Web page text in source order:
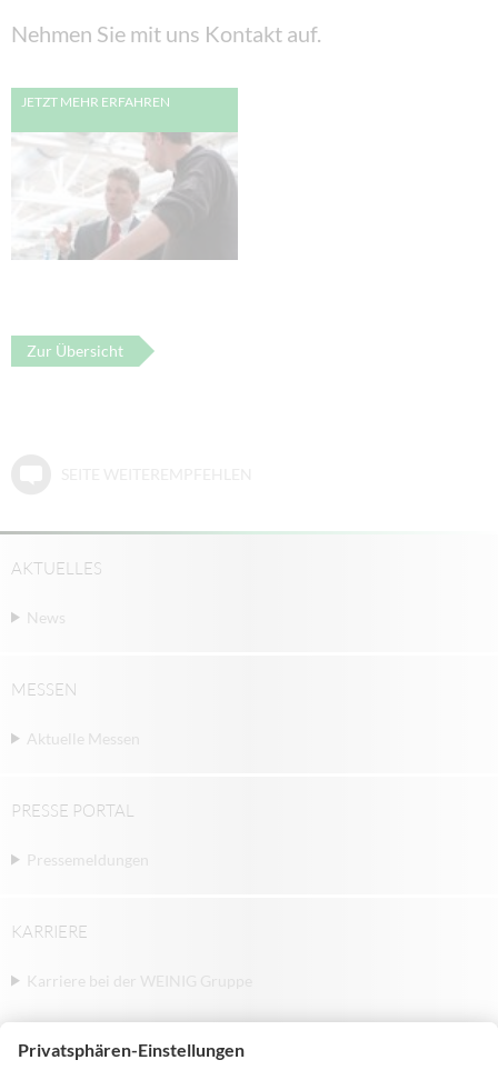
Nehmen Sie mit uns Kontakt auf.
JETZT MEHR ERFAHREN
Zur Übersicht
AKTUELLES
News
MESSEN
Aktuelle Messen
PRESSE PORTAL
Pressemeldungen
KARRIERE
Karriere bei der WEINIG Gruppe